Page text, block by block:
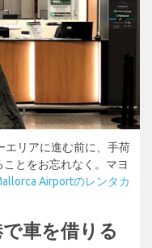
エリアに進む前に、手荷
とをお忘れなく。マヨ
Airportのレンタカ
車を借りる